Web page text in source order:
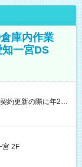
庫内作業
一宮DS
約更新の際に年2回
夜割増賃金 (22:00～
は本採用時と同じ
宮 2F